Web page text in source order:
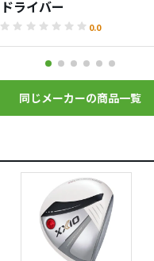
ドライバー
0.0
同じメーカーの商品一覧